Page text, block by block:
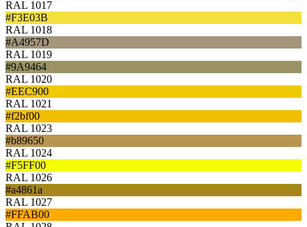
RAL 1017
#F3E03B
RAL 1018
#A4957D
RAL 1019
#9A9464
RAL 1020
#EEC900
RAL 1021
#f2bf00
RAL 1023
#b89650
RAL 1024
#F5FF00
RAL 1026
#a4861a
RAL 1027
#FFAB00